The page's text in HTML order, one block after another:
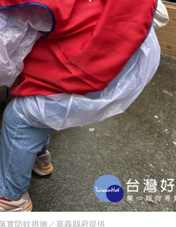
實防蚊措施／嘉義縣府提供